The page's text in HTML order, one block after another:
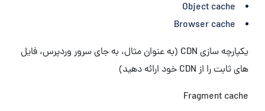
Object cache
Browser cache
یکپارچه سازی CDN (به عنوان مثال، به جای سرور وردپرس، فایل
های ثابت را از CDN خود ارائه دهید)
Fragment cache